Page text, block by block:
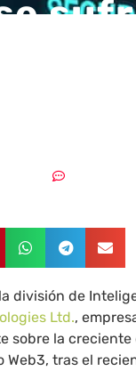
división de
Ltd.,
sobre la creciente
Web3, tras el